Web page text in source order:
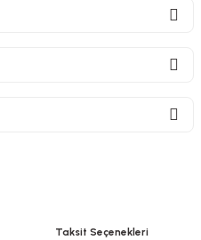
Taksit Seçenekleri